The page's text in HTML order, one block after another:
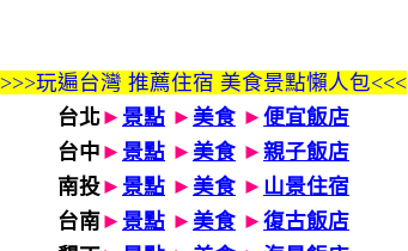
>>>玩遍台灣 推薦住宿 美食景點懶人包<<<
台北► 景點 ► 美食 ► 便宜飯店
台中 ► 景點 ► 美食 ► 親子飯店
南投► 景點 ► 美食 ► 山景住宿
台南► 景點 ► 美食 ► 復古飯店